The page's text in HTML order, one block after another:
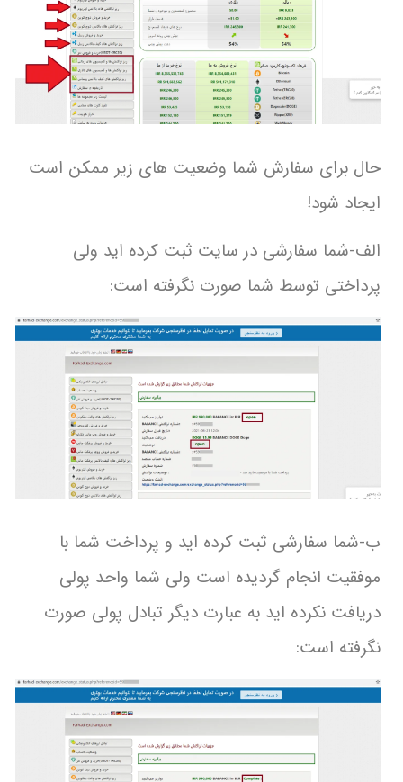
حال برای سفارش شما وضعیت های زیر ممکن است
ایجاد شود!
الف-شما سفارشی در سایت ثبت کرده اید ولی
پرداختی توسط شما صورت نگرفته است:
ب-شما سفارشی ثبت کرده اید و پرداخت شما با
موفقیت انجام گردیده است ولی شما واحد پولی
دریافت نکرده اید به عبارت دیگر تبادل پولی صورت
نگرفته است: